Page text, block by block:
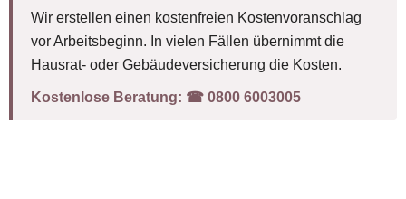
Wir erstellen einen kostenfreien Kostenvoranschlag
vor Arbeitsbeginn. In vielen Fällen übernimmt die
Hausrat- oder Gebäudeversicherung die Kosten.
Kostenlose Beratung: ☎︎ 0800 6003005